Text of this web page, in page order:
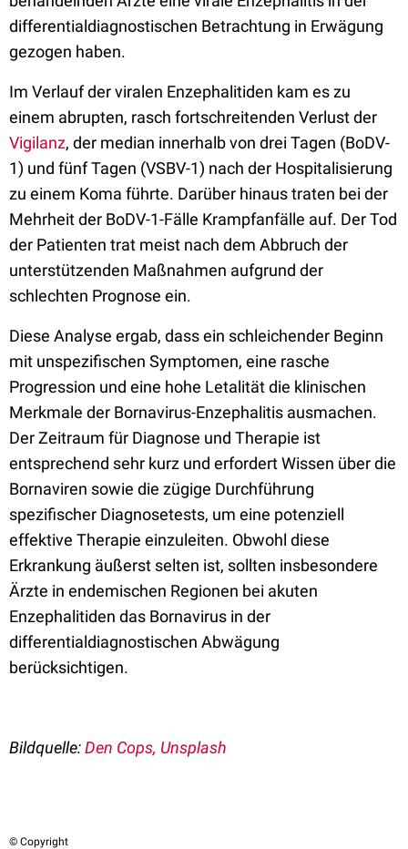
differentialdiagnostischen Betrachtung in Erwägung
gezogen haben.
Im Verlauf der viralen Enzephalitiden kam es zu
einem abrupten, rasch fortschreitenden Verlust der
Vigilanz, der median innerhalb von drei Tagen (BoDV-
1) und fünf Tagen (VSBV-1) nach der Hospitalisierung
zu einem Koma führte. Darüber hinaus traten bei der
Mehrheit der BoDV-1-Fälle Krampfanfälle auf. Der Tod
der Patienten trat meist nach dem Abbruch der
unterstützenden Maßnahmen aufgrund der
schlechten Prognose ein.
Diese Analyse ergab, dass ein schleichender Beginn
mit unspezifischen Symptomen, eine rasche
Progression und eine hohe Letalität die klinischen
Merkmale der Bornavirus-Enzephalitis ausmachen.
Der Zeitraum für Diagnose und Therapie ist
entsprechend sehr kurz und erfordert Wissen über die
Bornaviren sowie die zügige Durchführung
spezifischer Diagnosetests, um eine potenziell
effektive Therapie einzuleiten. Obwohl diese
Erkrankung äußerst selten ist, sollten insbesondere
Ärzte in endemischen Regionen bei akuten
Enzephalitiden das Bornavirus in der
differentialdiagnostischen Abwägung
berücksichtigen.
Bildquelle:Den Cops, Unsplash
© Copyright